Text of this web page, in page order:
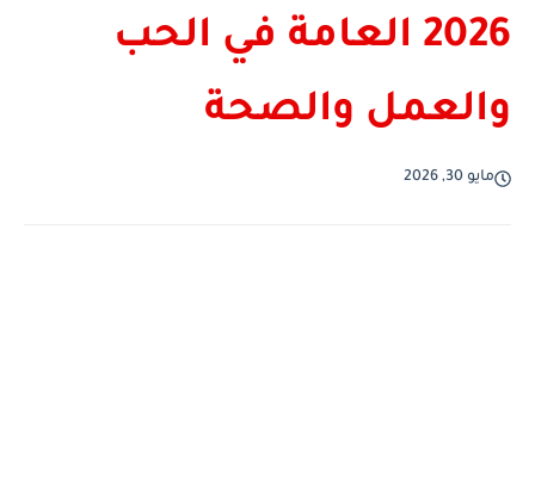
2026 العامة في الحب
والعمل والصحة
مايو 30, 2026